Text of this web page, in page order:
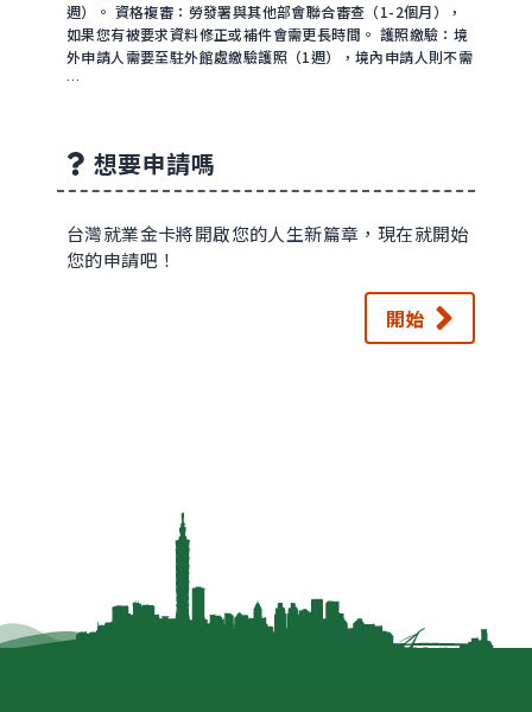
週）。 資格複審：勞發署與其他部會聯合審查（1-2個月），
如果您有被要求資料修正或補件會需更長時間。 護照繳驗：境
外申請人需要至駐外館處繳驗護照（1週），境內申請人則不需
…
想要申請嗎
台灣就業金卡將開啟您的人生新篇章，現在就開始
您的申請吧！
開始